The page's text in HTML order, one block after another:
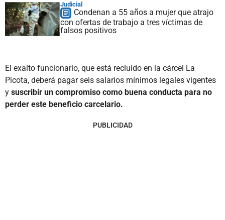
Judicial
Condenan a 55 años a mujer que atrajo
con ofertas de trabajo a tres víctimas de
falsos positivos
El exalto funcionario, que está recluido en la cárcel La
Picota, deberá pagar seis salarios mínimos legales vigentes
y suscribir un compromiso como buena conducta para no
perder este beneficio carcelario.
PUBLICIDAD